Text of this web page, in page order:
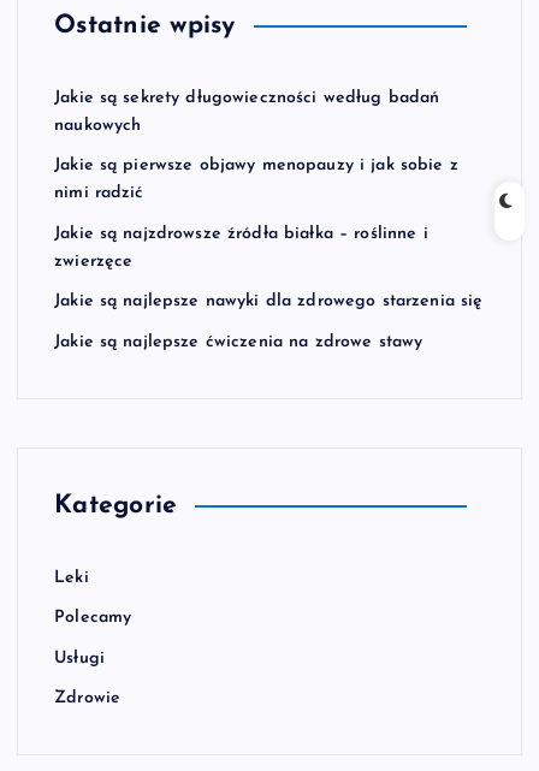
Ostatnie wpisy
Jakie są sekrety długowieczności według badań
naukowych
Jakie są pierwsze objawy menopauzy i jak sobie z
nimi radzić
Jakie są najzdrowsze źródła białka – roślinne i
zwierzęce
Jakie są najlepsze nawyki dla zdrowego starzenia się
Jakie są najlepsze ćwiczenia na zdrowe stawy
Kategorie
Leki
Polecamy
Usługi
Zdrowie